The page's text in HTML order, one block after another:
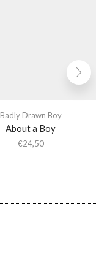
Badly Drawn Boy
About a Boy
€24,50